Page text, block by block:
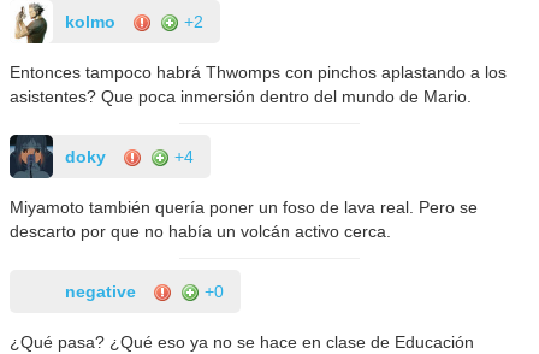
kolmo +2
Entonces tampoco habrá Thwomps con pinchos aplastando a los
asistentes? Que poca inmersión dentro del mundo de Mario.
doky +4
Miyamoto también quería poner un foso de lava real. Pero se
descarto por que no había un volcán activo cerca.
negative +0
¿Qué pasa? ¿Qué eso ya no se hace en clase de Educación